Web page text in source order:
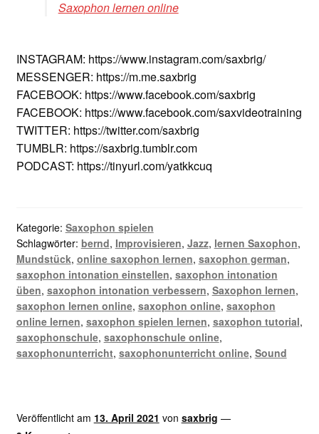
Saxophon lernen online
INSTAGRAM: https://www.instagram.com/saxbrig/
MESSENGER: https://m.me.saxbrig
FACEBOOK: https://www.facebook.com/saxbrig
FACEBOOK: https://www.facebook.com/saxvideotraining
TWITTER: https://twitter.com/saxbrig
TUMBLR: https://saxbrig.tumblr.com
PODCAST: https://tinyurl.com/yatkkcuq
Kategorie: Saxophon spielen
Schlagwörter: bernd, Improvisieren, Jazz, lernen Saxophon,
Mundstück, online saxophon lernen, saxophon german,
saxophon intonation einstellen, saxophon intonation
üben, saxophon intonation verbessern, Saxophon lernen,
saxophon lernen online, saxophon online, saxophon
online lernen, saxophon spielen lernen, saxophon tutorial,
saxophonschule, saxophonschule online,
saxophonunterricht, saxophonunterricht online, Sound
Veröffentlicht am 13. April 2021 von saxbrig —